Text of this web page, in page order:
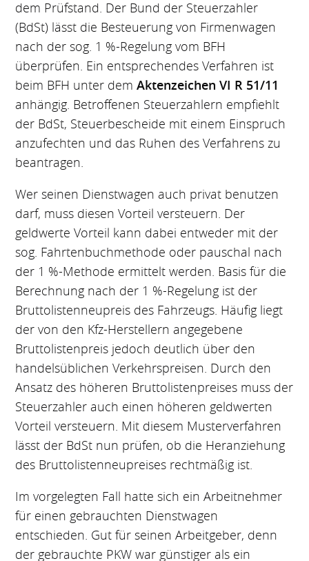
dem Prüfstand. Der Bund der Steuerzahler
(BdSt) lässt die Besteuerung von Firmenwagen
nach der sog. 1 %-Regelung vom BFH
überprüfen. Ein entsprechendes Verfahren ist
beim BFH unter demAktenzeichen VI R 51/11
anhängig. Betroffenen Steuerzahlern empfiehlt
der BdSt, Steuerbescheide mit einem Einspruch
anzufechten und das Ruhen des Verfahrens zu
beantragen.
Wer seinen Dienstwagen auch privat benutzen
darf, muss diesen Vorteil versteuern. Der
geldwerte Vorteil kann dabei entweder mit der
sog. Fahrtenbuchmethode oder pauschal nach
der 1 %-Methode ermittelt werden. Basis für die
Berechnung nach der 1 %-Regelung ist der
Bruttolistenneupreis des Fahrzeugs. Häufig liegt
der von den Kfz-Herstellern angegebene
Bruttolistenpreis jedoch deutlich über den
handelsüblichen Verkehrspreisen. Durch den
Ansatz des höheren Bruttolistenpreises muss der
Steuerzahler auch einen höheren geldwerten
Vorteil versteuern. Mit diesem Musterverfahren
lässt der BdSt nun prüfen, ob die Heranziehung
des Bruttolistenneupreises rechtmäßig ist.
Im vorgelegten Fall hatte sich ein Arbeitnehmer
für einen gebrauchten Dienstwagen
entschieden. Gut für seinen Arbeitgeber, denn
der gebrauchte PKW war günstiger als ein